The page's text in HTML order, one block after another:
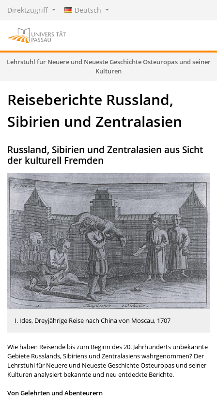
Direktzugriff Deutsch
Lehrstuhl für Neuere und Neueste Geschichte Osteuropas und seiner
Kulturen
Reiseberichte Russland,
Sibirien und Zentralasien
Russland, Sibirien und Zentralasien aus Sicht
der kulturell Fremden
I. Ides, Dreyjährige Reise nach China von Moscau, 1707
Wie haben Reisende bis zum Beginn des 20. Jahrhunderts unbekannte
Gebiete Russlands, Sibiriens und Zentralasiens wahrgenommen? Der
Lehrstuhl für Neuere und Neueste Geschichte Osteuropas und seiner
Kulturen analysiert bekannte und neu entdeckte Berichte.
Von Gelehrten und Abenteurern